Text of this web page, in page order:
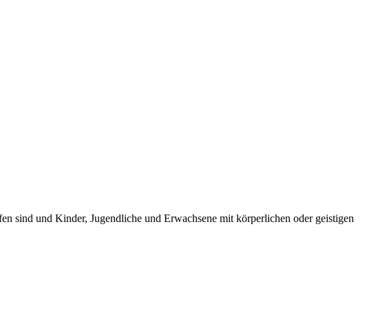
sind und Kinder, Jugendliche und Erwachsene mit körperlichen oder geistigen